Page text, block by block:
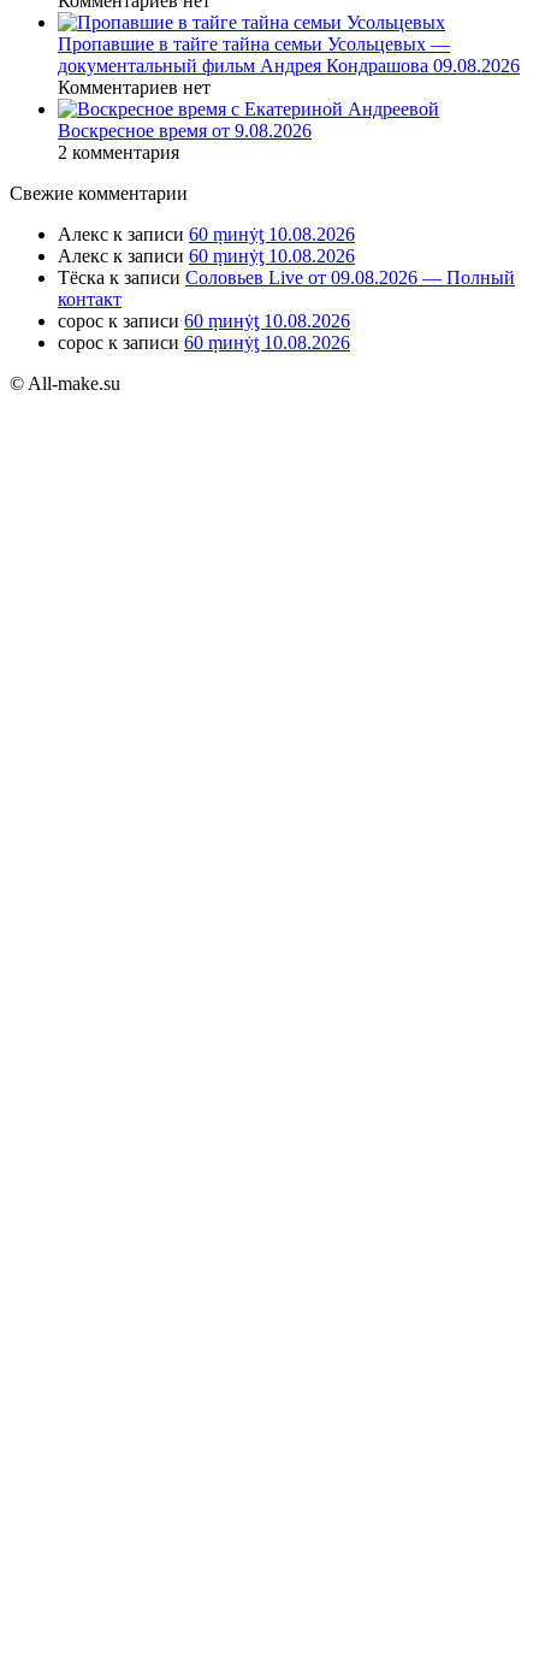
Пропавшие в тайге тайна семьи Усольцевых —
документальный фильм Андрея Кондрашова 09.08.2026
Комментариев нет
Воскресное время от 9.08.2026
2 комментария
Свежие комментарии
Алекс к записи 60 ṃинẏƫ 10.08.2026
Алекс к записи 60 ṃинẏƫ 10.08.2026
Тёска к записи Соловьев Live от 09.08.2026 — Полный
контакт
сорос к записи 60 ṃинẏƫ 10.08.2026
сорос к записи 60 ṃинẏƫ 10.08.2026
© All-make.su